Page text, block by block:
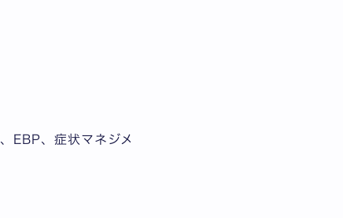
EBP、症状マネジメ